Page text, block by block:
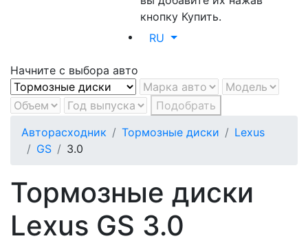
кнопку Купить.
RU
Начните с выбора авто
Подобрать
Авторасходник
Тормозные диски
Lexus
GS
3.0
Тормозные диски
Lexus GS 3.0